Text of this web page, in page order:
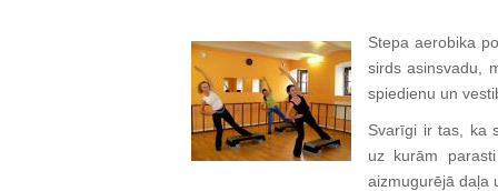
Stepa aerobika
sirds asinsvadu,
spiedienu un
Svarīgi ir tas, ka
uz kurām
aizmugurējā daļa